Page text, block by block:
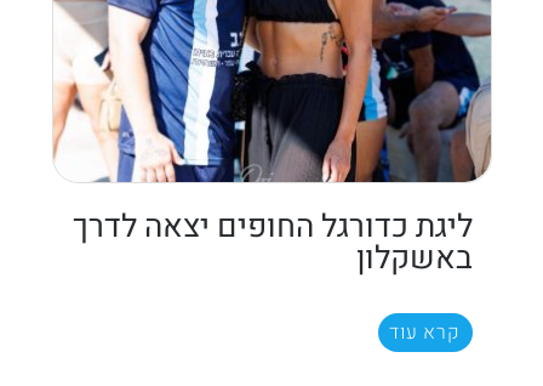
ליגת כדורגל החופים יצאה לדרך
באשקלון
קרא עוד